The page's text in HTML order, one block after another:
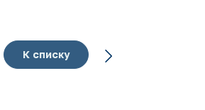
К списку